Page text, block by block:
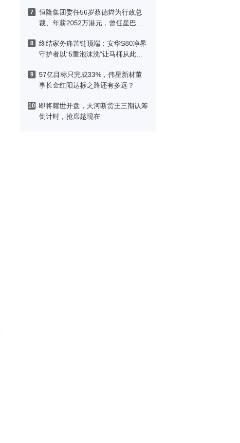
7
恒隆集团委任56岁蔡德粦为行政总
裁、年薪2052万港元，曾任星巴克
8
终结家务痛苦链顶端：安华S80净界
守护者以“5重泡沫洗”让马桶从此免
9
57亿目标只完成33%，伟星新材董
事长金红阳达标之路还有多远？
10
即将耀世开盘，天河断货王三期认筹
倒计时，抢席趁现在